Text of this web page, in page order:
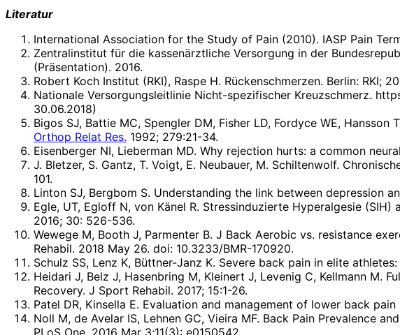
Literatur
International Association for the Study of Pain (2010). IASP Pain
Zentralinstitut für die kassenärztliche Versorgung in der
(Präsentation). 2016.
Robert Koch Institut (RKI), Raspe H. Rückenschmerzen. Berlin: RKI;
Nationale Versorgungsleitlinie Nicht-spezifischer Kreuzschmerz.
30.06.2018)
Bigos SJ, Battie MC, Spengler DM, Fisher LD, Fordyce WE,
Orthop Relat Res. 1992; 279:21-34.
Eisenberger NI, Lieberman MD. Why rejection hurts: a common
J. Bletzer, S. Gantz, T. Voigt, E. Neubauer, M. Schiltenwolf.
101.
Linton SJ, Bergbom S. Understanding the link between depression
Egle, UT, Egloff N, von Känel R. Stressinduzierte Hyperalgesie
2016; 30: 526-536.
Wewege M, Booth J, Parmenter B. J Back Aerobic vs. resistance
Rehabil. 2018 May 26. doi: 10.3233/BMR-170920.
Schulz SS, Lenz K, Büttner-Janz K. Severe back pain in elite
Heidari J, Belz J, Hasenbring M, Kleinert J, Levenig C, Kellmann M.
Recovery. J Sport Rehabil. 2017; 15:1-26.
Patel DR, Kinsella E. Evaluation and management of lower back
Noll M, de Avelar IS, Lehnen GC, Vieira MF. Back Pain Prevalence
PLoS One. 2016 Mar 3;11(3): e0150542.